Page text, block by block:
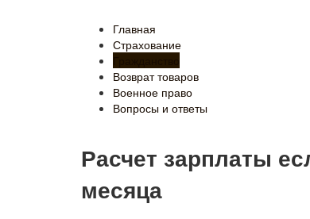
Главная
Страхование
Возврат товаров
Военное право
Вопросы и ответы
Расчет зарплаты
месяца